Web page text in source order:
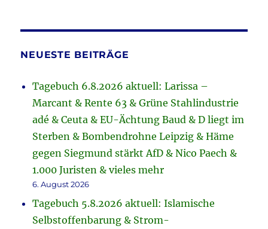
NEUESTE BEITRÄGE
Tagebuch 6.8.2026 aktuell: Larissa –
Marcant & Rente 63 & Grüne Stahlindustrie
adé & Ceuta & EU-Ächtung Baud & D liegt im
Sterben & Bombendrohne Leipzig & Häme
gegen Siegmund stärkt AfD & Nico Paech &
1.000 Juristen & vieles mehr
6. August 2026
Tagebuch 5.8.2026 aktuell: Islamische
Selbstoffenbarung & Strom-